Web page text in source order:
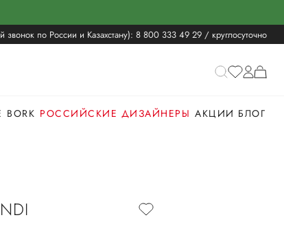
по России и Казахстану): 8 800 333 49 29 / круглосуточно
BORK РОССИЙСКИЕ ДИЗАЙНЕРЫ АКЦИИ БЛОГ